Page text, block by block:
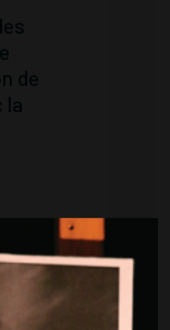
de
la
sans